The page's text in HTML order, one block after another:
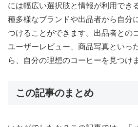
には幅広い選択肢と情報が利用でき
種多様なブランドや出品者から自分
つけることができます。出品者との
ユーザーレビュー、商品写真といっ
ら、自分の理想のコーヒーを見つけ
この記事のまとめ